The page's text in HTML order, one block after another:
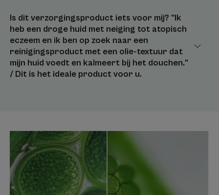
extreme droogte heeft een
ultrazacht, lipideherstellend
hygiëneproduct nodig.
verzorgt op natuurlijke wijze de droge, atopische huid en is
geschikt voor gebruik vanaf de geboorte.
Voordelen
• REINIGT de droge en atopische huid van zuigelingen,
Is dit verzorgingsproduct iets voor mij? "Ik
heb een droge huid met neiging tot atopisch
eczeem en ik ben op zoek naar een
reinigingsproduct met een olie-textuur dat
mijn huid voedt en kalmeert bij het douchen."
/ Dit is het ideale product voor u.